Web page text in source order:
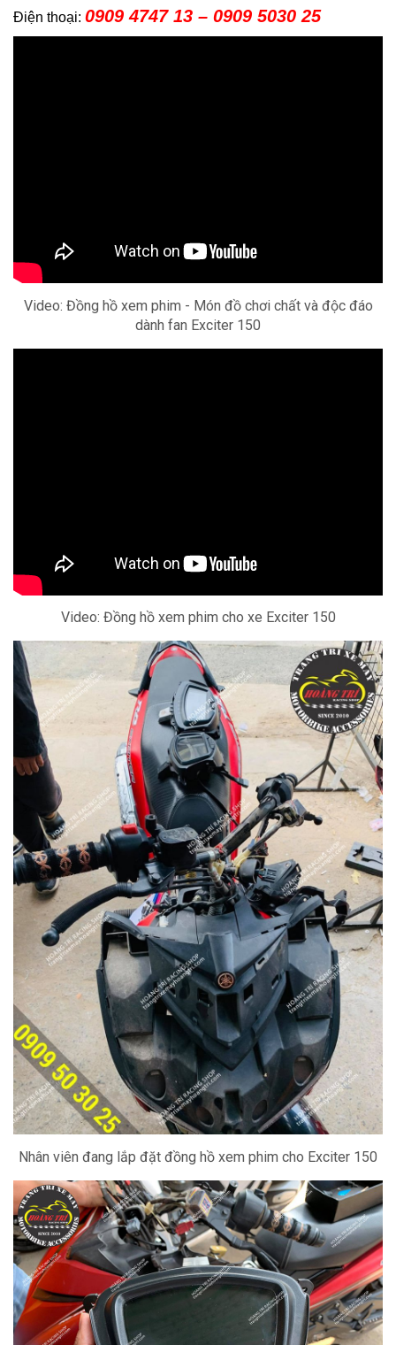
Điện thoại: 0909 4747 13 – 0909 5030 25
Video: Đồng hồ xem phim - Món đồ chơi chất và độc đáo
dành fan Exciter 150
Video: Đồng hồ xem phim cho xe Exciter 150
Nhân viên đang lắp đặt đồng hồ xem phim cho Exciter 150